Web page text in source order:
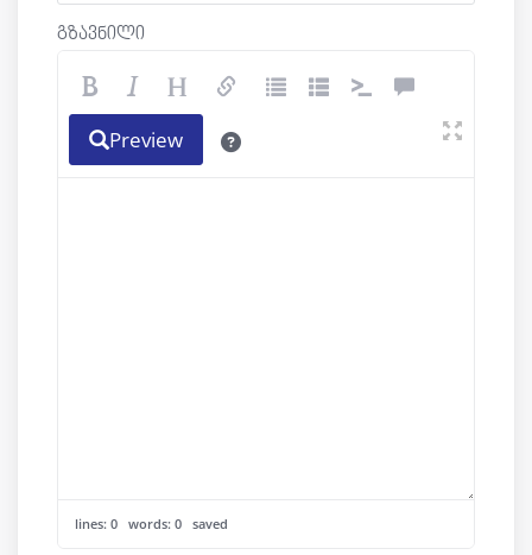
გზავნილი
Preview
lines: 0 words: 0 saved